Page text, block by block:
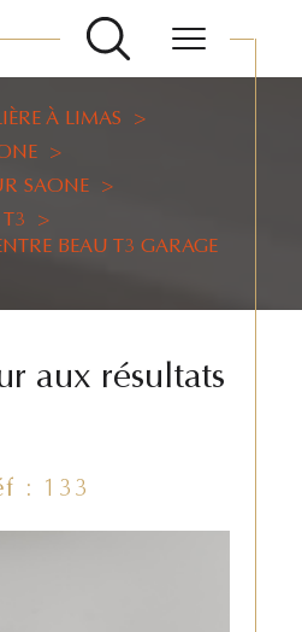
À LIMAS
SAONE
T3
BEAU T3 GARAGE
aux résultats
: 133